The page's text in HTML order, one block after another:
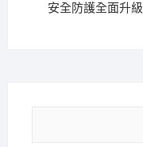
安全防護全面升級